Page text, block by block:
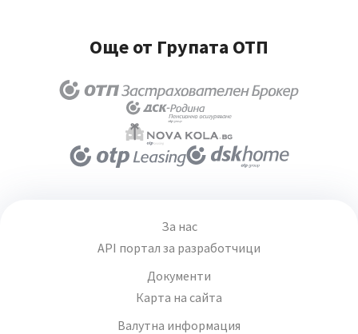
Още от Групата ОТП
За нас
API портал за разработчици
Документи
Карта на сайта
Валутна информация